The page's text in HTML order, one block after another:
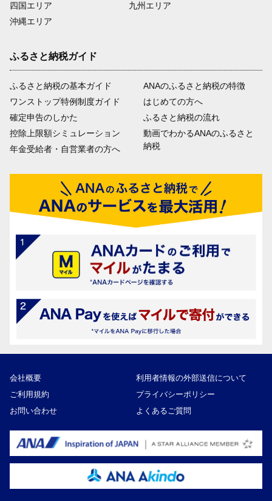
四国エリア
沖縄エリア
九州エリア
ふるさと納税ガイド
ふるさと納税の基本ガイド
ワンストップ特例制度ガイド
確定申告のしかた
控除上限額シミュレーション
年金受給者・自営業者の方へ
ANAのふるさと納税の特徴
はじめての方へ
ふるさと納税の流れ
動画でわかるANAのふるさと
納税
会社概要
利用者情報の外部送信について
ご利用規約
プライバシーポリシー
お問い合わせ
よくあるご質問